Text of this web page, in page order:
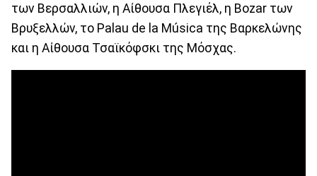
των Βερσαλλιών, η Αίθουσα Πλεγιέλ, η Bozar των
Βρυξελλών, το Palau de la Música της Βαρκελώνης
και η Αίθουσα Τσαϊκόφσκι της Μόσχας.